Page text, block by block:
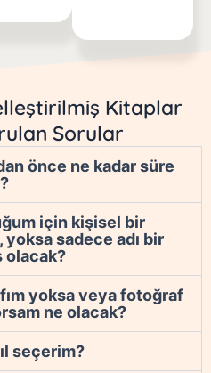
Kitaplar
Sorular
önce ne kadar süre
için kişisel bir
sadece adı bir
olacak?